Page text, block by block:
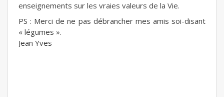
enseignements sur les vraies valeurs de la Vie.
PS : Merci de ne pas débrancher mes amis soi-disant
« légumes ».
Jean Yves